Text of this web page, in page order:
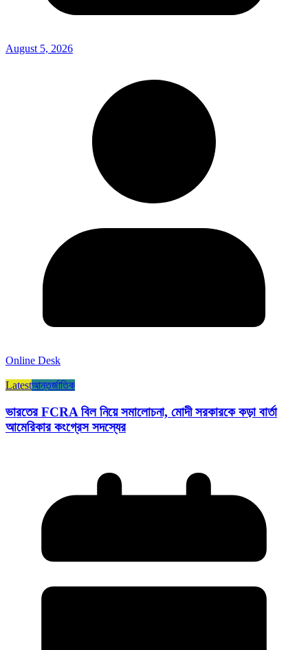
August 5, 2026
Online Desk
Latestআন্তর্জাতিক
ভারতের FCRA বিল নিয়ে সমালোচনা, মোদী সরকারকে কড়া বার্তা
আমেরিকার কংগ্রেস সদস্যের